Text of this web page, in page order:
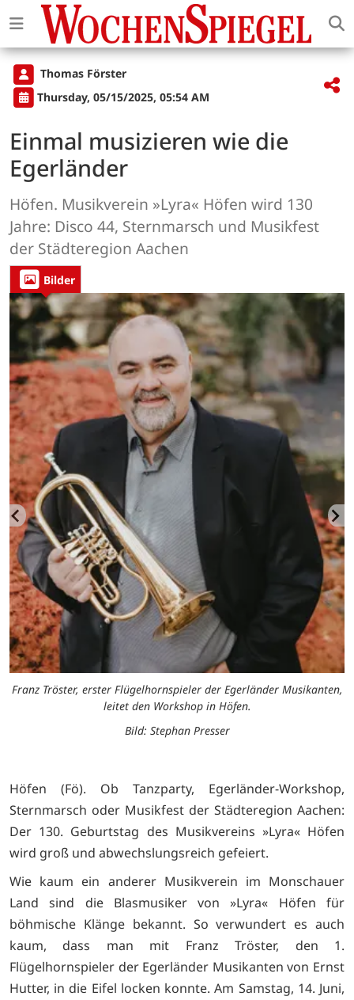
Thomas Förster
Thursday, 05/15/2025, 05:54 AM
Einmal musizieren wie die
Egerländer
Höfen. Musikverein »Lyra« Höfen wird 130
Jahre: Disco 44, Sternmarsch und Musikfest
der Städteregion Aachen
Bilder
Franz Tröster, erster Flügelhornspieler der Egerländer Musikanten,
leitet den Workshop in Höfen.
Bild: Stephan Presser
Höfen (Fö). Ob Tanzparty, Egerländer-Workshop,
Sternmarsch oder Musikfest der Städteregion Aachen:
Der 130. Geburtstag des Musikvereins »Lyra« Höfen
wird groß und abwechslungsreich gefeiert.
Wie kaum ein anderer Musikverein im Monschauer
Land sind die Blasmusiker von »Lyra« Höfen für
böhmische Klänge bekannt. So verwundert es auch
kaum, dass man mit Franz Tröster, den 1.
Flügelhornspieler der Egerländer Musikanten von Ernst
Hutter, in die Eifel locken konnte. Am Samstag, 14. Juni,